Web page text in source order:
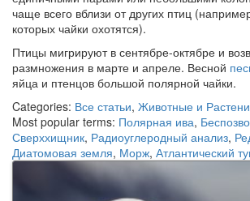
чаще всего вблизи от других птиц
которых чайки охотятся).
Птицы мигрируют в сентябре-октябре и
размножения в марте и апреле. Весной
яйца и птенцов большой полярной чайки.
Categories: Все статьи, Животные и
Most popular terms: Полярная ива,
Сверххищник, Радиоуглеродный анализ,
Диатомовая земля, Морж, Атлантический